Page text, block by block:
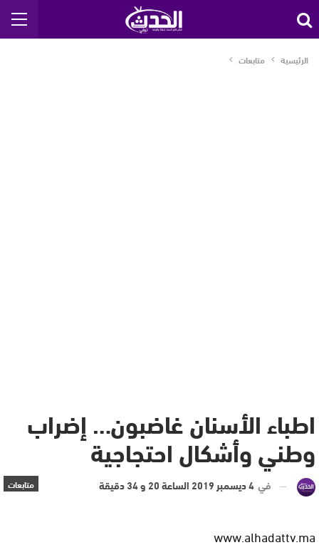
الرئيسية متابعات
اطباء الأسنان غاضبون… إضراب
وطني وأشكال احتجاجية
متابعات في4 ديسمبر 2019 الساعة 20 و 34 دقيقة
www.alhadattv.ma